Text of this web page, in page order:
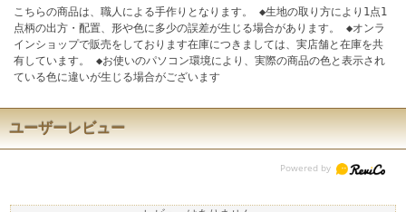
こちらの商品は、職人による手作りとなります。 ◆生地の取り方により1点1
点柄の出方・配置、形や色に多少の誤差が生じる場合があります。 ◆オンラ
インショップで販売をしております在庫につきましては、実店舗と在庫を共
有しています。 ◆お使いのパソコン環境により、実際の商品の色と表示され
ている色に違いが生じる場合がございます
ユーザーレビュー